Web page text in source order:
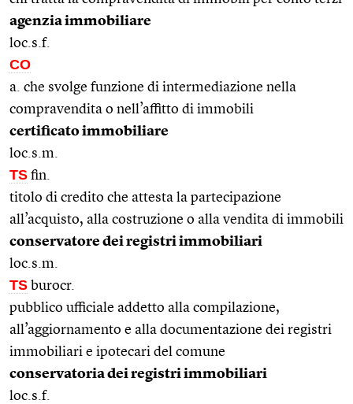
agenzia immobiliare
loc.s.f.
CO
a. che svolge funzione di intermediazione nella
compravendita o nell’affitto di immobili
certificato immobiliare
loc.s.m.
TS fin.
titolo di credito che attesta la partecipazione
all’acquisto, alla costruzione o alla vendita di immobili
conservatore dei registri immobiliari
loc.s.m.
TS burocr.
pubblico ufficiale addetto alla compilazione,
all’aggiornamento e alla documentazione dei registri
immobiliari e ipotecari del comune
conservatoria dei registri immobiliari
loc.s.f.